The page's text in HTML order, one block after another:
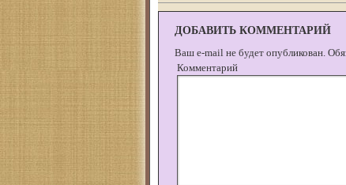
ДОБАВИТЬ КОММЕНТАРИЙ
Ваш e-mail не будет опубликован.
Комментарий